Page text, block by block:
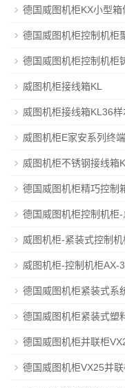
德国威图机柜KX小型箱
德国威图机柜控制机柜
德国威图机柜控制机柜
威图机柜接线箱KL
威图机柜接线箱KL36样
威图机柜E家安系列终端
威图机柜不锈钢接线箱
德国威图机柜精巧控制
德国威图机柜控制机柜-
威图机柜-紧装式控制机
威图机柜-控制机柜AX-
德国威图机柜紧装式系
德国威图机柜紧装式塑
德国威图机柜并联柜
德国威图机柜VX25并联